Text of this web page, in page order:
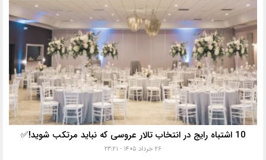
10 اشتباه رایج در انتخاب تالار عروسی که نباید مرتکب شوید!✅
۲۶ خرداد ۱۴۰۵ - ۲۳:۲۱